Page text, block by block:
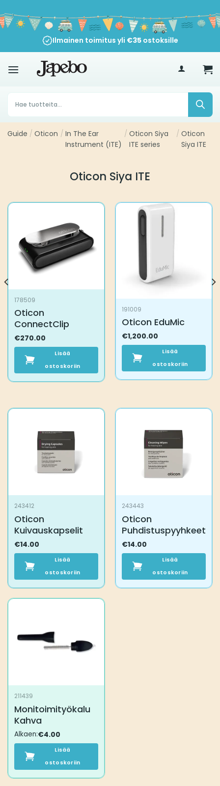
sisältöön
Ilmainen toimitus yli €35ostoksille
Products
search
Guide / Oticon / In The Ear
Instrument (ITE)
/ Oticon Siya
ITE series
/ Oticon
Siya ITE
Oticon Siya ITE
178509
Oticon
ConnectClip
€270.00
Lisää
ostoskoriin
191009
Oticon EduMic
€1,200.00
Lisää
ostoskoriin
243412
Oticon
Kuivauskapselit
€14.00
Lisää
ostoskoriin
243443
Oticon
Puhdistuspyyhkeet
€14.00
Lisää
ostoskoriin
211439
Monitoimityökalu
Kahva
Alkaen:€4.00
Lisää
ostoskoriin